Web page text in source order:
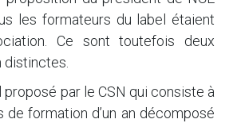
les formateurs du label étaient
Ce sont toutefois deux
distinctes.
proposé par le CSN qui consiste à
de formation d’un an décomposé